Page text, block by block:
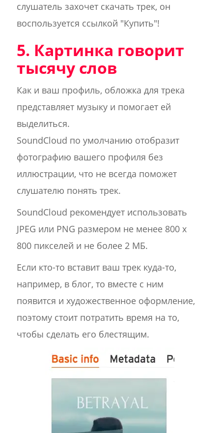
слушатель захочет скачать трек, он
воспользуется ссылкой "Купить"!
5. Картинка говорит
тысячу слов
Как и ваш профиль, обложка для трека
представляет музыку и помогает ей
выделиться.
SoundCloud по умолчанию отобразит
фотографию вашего профиля без
иллюстрации, что не всегда поможет
слушателю понять трек.
SoundCloud рекомендует использовать
JPEG или PNG размером не менее 800 x
800 пикселей и не более 2 МБ.
Если кто-то вставит ваш трек куда-то,
например, в блог, то вместе с ним
появится и художественное оформление,
поэтому стоит потратить время на то,
чтобы сделать его блестящим.